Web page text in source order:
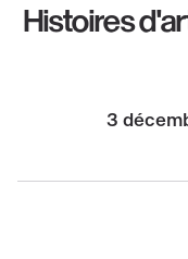
Histoires
3